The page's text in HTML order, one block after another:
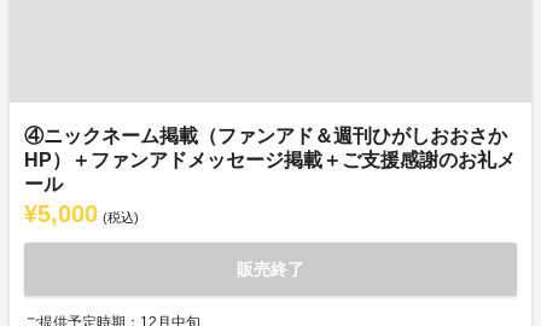
④ニックネーム掲載（ファンアド＆週刊ひがしおおさか
HP）＋ファンアドメッセージ掲載＋ご支援感謝のお礼メ
ール
¥5,000 (税込)
販売終了
ご提供予定時期：12月中旬